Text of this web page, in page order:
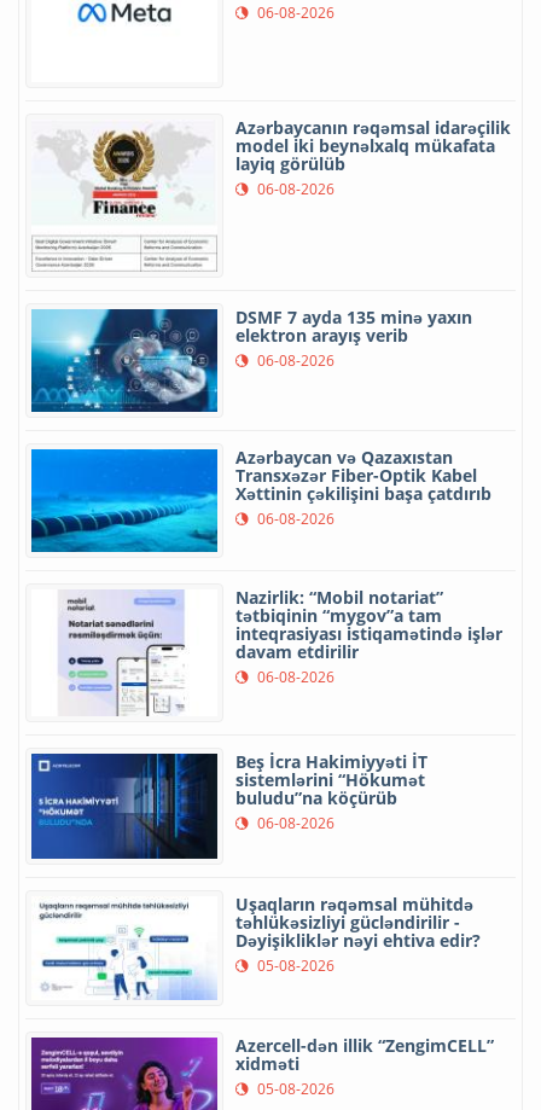
06-08-2026
Azərbaycanın rəqəmsal idarəçilik
model iki beynəlxalq mükafata
layiq görülüb
06-08-2026
DSMF 7 ayda 135 minə yaxın
elektron arayış verib
06-08-2026
Azərbaycan və Qazaxıstan
Transxəzər Fiber-Optik Kabel
Xəttinin çəkilişini başa çatdırıb
06-08-2026
Nazirlik: “Mobil notariat”
tətbiqinin “mygov”a tam
inteqrasiyası istiqamətində işlər
davam etdirilir
06-08-2026
Beş İcra Hakimiyyəti İT
sistemlərini “Hökumət
buludu”na köçürüb
06-08-2026
Uşaqların rəqəmsal mühitdə
təhlükəsizliyi gücləndirilir -
Dəyişikliklər nəyi ehtiva edir?
05-08-2026
Azercell-dən illik “ZengimCELL”
xidməti
05-08-2026